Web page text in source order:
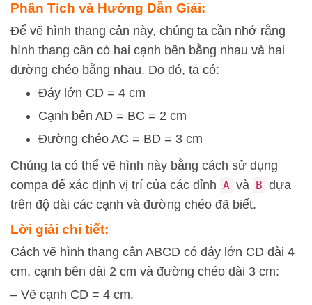
Phân Tích và Hướng Dẫn Giải:
Để vẽ hình thang cân này, chúng ta cần nhớ rằng
hình thang cân có hai cạnh bên bằng nhau và hai
đường chéo bằng nhau. Do đó, ta có:
Đáy lớn CD = 4 cm
Cạnh bên AD = BC = 2 cm
Đường chéo AC = BD = 3 cm
Chúng ta có thể vẽ hình này bằng cách sử dụng
compa để xác định vị trí của các đỉnh A và B dựa
trên độ dài các cạnh và đường chéo đã biết.
Lời giải chi tiết:
Cách vẽ hình thang cân ABCD có đáy lớn CD dài 4
cm, cạnh bên dài 2 cm và đường chéo dài 3 cm:
– Vẽ cạnh CD = 4 cm.